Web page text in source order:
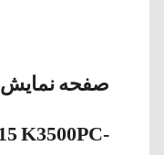
K3500PC-